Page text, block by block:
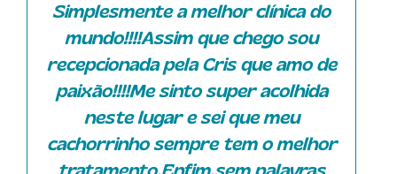
para os tratamentos, contribuindo
para saúde e melhora da qualidade
de vida dos nossos peludos.
Recentemente o Tommy começou a
fazer sessões de fisioterapia e as
meninas da equipe tem sido bem
Simplesmente a melhor clínica do
mundo!!!!Assim que chego sou
recepcionada pela Cris que amo de
paixão!!!!Me sinto super acolhida
neste lugar e sei que meu
cachorrinho sempre tem o melhor